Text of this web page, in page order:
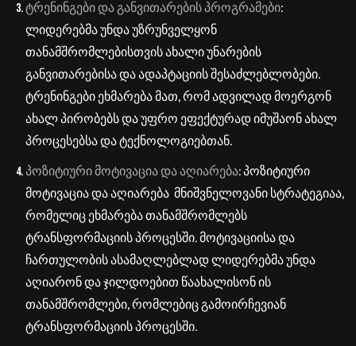
ტრენინგები და განვითარების პროგრამები:
ლიდერებმა უნდა უზრუნველყონ
თანამშრომლებისთვის ახალი უნარების
განვითარებისა და ადაპტაციის შესაძლებლობები.
ტრენინგები ეხმარება მათ, რომ ადვილად მოერგონ
ახალ პირობებს და უფრო ეფექტურად იმუშაონ ახალ
პროცესებსა და ტექნოლოგიებთან.
პოზიტიური მოტივაცია და აღიარება: პოზიტიური
მოტივაცია და აღიარება მნიშვნელოვანი სტრატეგიაა,
რომელიც ეხმარება თანამშრომლებს
ტრანსფორმაციის პროცესში. მოტივაციისა და
ჩართულობის ასამაღლებლად ლიდერებმა უნდა
აღიარონ და ჯილდოებით წაახალისონ ის
თანამშრომლები, რომლებიც გამოირჩევიან
ტრანსფორმაციის პროცესში.